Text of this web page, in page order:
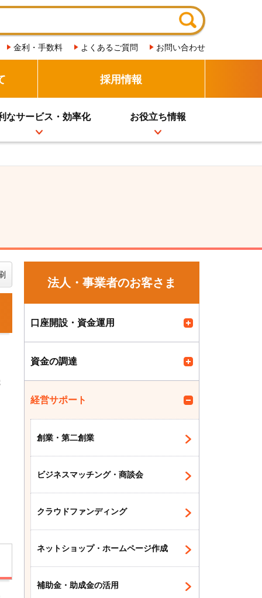
金利・手数料 よくあるご質問 お問い合わせ
なサービス・効率化 お役立ち情報
採用情報
法人・事業者のお客さま
口座開設・資金運用
資金の調達
経営サポート
創業・第二創業
ビジネスマッチング・商談会
クラウドファンディング
ネットショップ・ホームページ作成
補助金・助成金の活用